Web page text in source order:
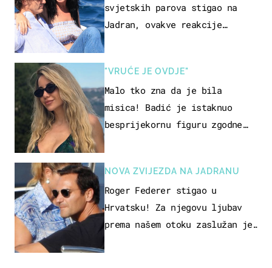
svjetskih parova stigao na
Jadran, ovakve reakcije
"VRUĆE JE OVDJE"
Malo tko zna da je bila
misica! Badić je istaknuo
besprijekornu figuru zgodne
NOVA ZVIJEZDA NA JADRANU
Roger Federer stigao u
Hrvatsku! Za njegovu ljubav
prema našem otoku zaslužan je